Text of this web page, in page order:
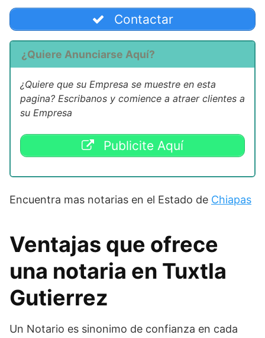
Contactar
¿Quiere Anunciarse Aquí?
¿Quiere que su Empresa se muestre en esta
pagina? Escribanos y comience a atraer clientes a
su Empresa
Publicite Aquí
Encuentra mas notarias en el Estado de Chiapas
Ventajas que ofrece
una notaria en Tuxtla
Gutierrez
Un Notario es sinonimo de confianza en cada